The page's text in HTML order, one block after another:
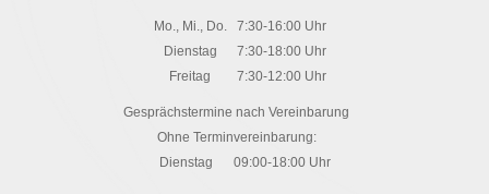
Mo., Mi., Do.
7:30-16:00 Uhr
Dienstag
7:30-18:00 Uhr
Freitag
7:30-12:00 Uhr
Gesprächstermine nach Vereinbarung
Ohne Terminvereinbarung:
Dienstag
09:00-18:00 Uhr